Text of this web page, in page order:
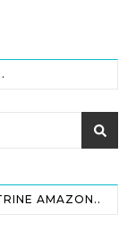
AMAZON..